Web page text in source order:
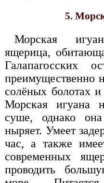
5.
Морская
ящерица,
Галапагосских
преимущественно
солёных болотах
Морская игуана
суше, однако
ныряет. Умеет
час, а также
современных
проводить